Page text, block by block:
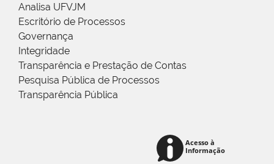
Analisa UFVJM
Escritório de Processos
Governança
Integridade
Transparência e Prestação de Contas
Pesquisa Pública de Processos
Transparência Pública